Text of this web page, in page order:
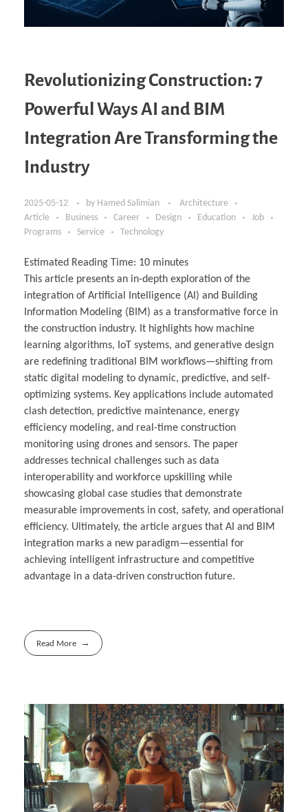
Revolutionizing Construction: 7
Powerful Ways AI and BIM
Integration Are Transforming the
Industry
2025-05-12 by Hamed Salimian
Architecture
Article
Business Career Design Education
Job
Programs
Service Technology
Estimated Reading Time: 10 minutes
This article presents an in-depth exploration of the
integration of Artificial Intelligence (AI) and Building
Information Modeling (BIM) as a transformative force in
the construction industry. It highlights how machine
learning algorithms, IoT systems, and generative design
are redefining traditional BIM workflows—shifting from
static digital modeling to dynamic, predictive, and self-
optimizing systems. Key applications include automated
clash detection, predictive maintenance, energy
efficiency modeling, and real-time construction
monitoring using drones and sensors. The paper
addresses technical challenges such as data
interoperability and workforce upskilling while
showcasing global case studies that demonstrate
measurable improvements in cost, safety, and operational
efficiency. Ultimately, the article argues that AI and BIM
integration marks a new paradigm—essential for
achieving intelligent infrastructure and competitive
advantage in a data-driven construction future.
Read More